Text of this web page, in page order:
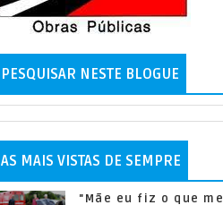
PESQUISAR NESTE BLOGUE
AS MAIS VISTAS DE SEMPRE
"Mãe eu fiz o que me